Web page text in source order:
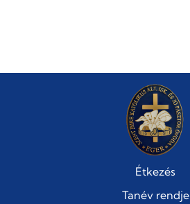
Étkezés
Tanév rendje